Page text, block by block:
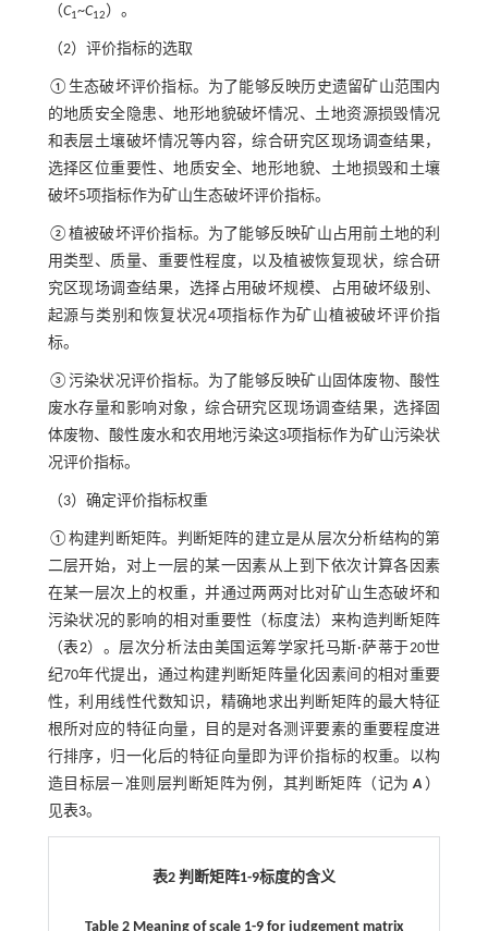
（C1~C12）。
（2）评价指标的选取
①生态破坏评价指标。为了能够反映历史遗留矿山范围内
的地质安全隐患、地形地貌破坏情况、土地资源损毁情况
和表层土壤破坏情况等内容，综合研究区现场调查结果，
选择区位重要性、地质安全、地形地貌、土地损毁和土壤
破坏5项指标作为矿山生态破坏评价指标。
②植被破坏评价指标。为了能够反映矿山占用前土地的利
用类型、质量、重要性程度，以及植被恢复现状，综合研
究区现场调查结果，选择占用破坏规模、占用破坏级别、
起源与类别和恢复状况4项指标作为矿山植被破坏评价指
标。
③污染状况评价指标。为了能够反映矿山固体废物、酸性
废水存量和影响对象，综合研究区现场调查结果，选择固
体废物、酸性废水和农用地污染这3项指标作为矿山污染状
况评价指标。
（3）确定评价指标权重
①构建判断矩阵。判断矩阵的建立是从层次分析结构的第
二层开始，对上一层的某一因素从上到下依次计算各因素
在某一层次上的权重，并通过两两对比对矿山生态破坏和
污染状况的影响的相对重要性（标度法）来构造判断矩阵
（表2）。层次分析法由美国运筹学家托马斯·萨蒂于20世
纪70年代提出，通过构建判断矩阵量化因素间的相对重要
性，利用线性代数知识，精确地求出判断矩阵的最大特征
根所对应的特征向量，目的是对各测评要素的重要程度进
行排序，归一化后的特征向量即为评价指标的权重。以构
造目标层—准则层判断矩阵为例，其判断矩阵（记为A）
见表3。
表2 判断矩阵1-9标度的含义
Table 2 Meaning of scale 1-9 for judgement matrix